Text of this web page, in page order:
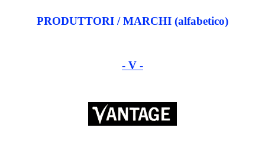
PRODUTTORI / MARCHI (alfabetico)
- V -